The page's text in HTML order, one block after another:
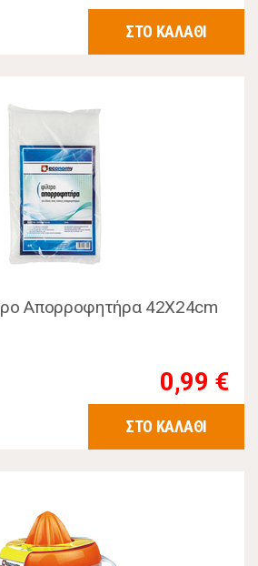
ΣΤΟ ΚΑΛΑΘΙ
Απορροφητήρα 42Χ24cm
0,99 €
ΣΤΟ ΚΑΛΑΘΙ